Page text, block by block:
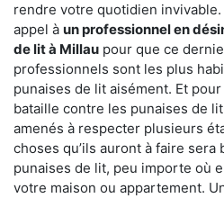
rendre votre quotidien
appel à un professionnel en
de lit à Millau pour que ce
professionnels sont les plus
punaises de lit aisément. Et
bataille contre les punaises de
amenés à respecter plusieurs
choses qu’ils auront à faire
punaises de lit, peu importe où
votre maison ou appartement.